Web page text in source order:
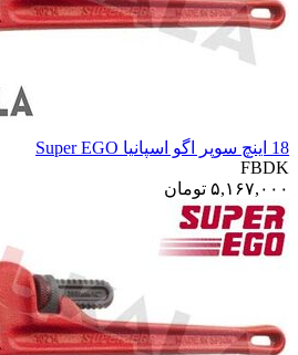
18 اینچ سوپر اگو اسپانیا Super EGO
FBDK
۵,۱۶۷,۰۰۰ تومان